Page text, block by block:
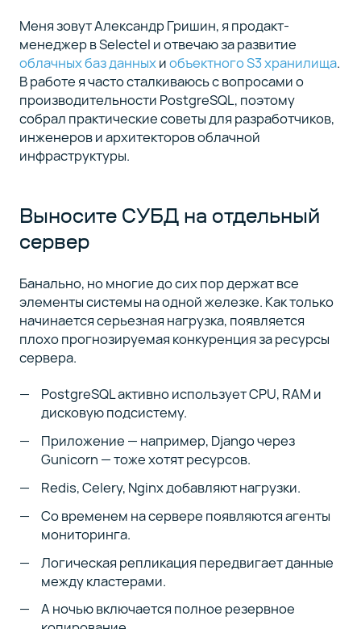
11 Выводы
Меня зовут Александр Гришин, я продакт-
менеджер в Selectel и отвечаю за развитие
облачных баз данныхиобъектного S3 хранилища.
В работе я часто сталкиваюсь с вопросами о
производительности PostgreSQL, поэтому
собрал практические советы для разработчиков,
инженеров и архитекторов облачной
инфраструктуры.
Выносите СУБД на отдельный
сервер
Банально, но многие до сих пор держат все
элементы системы на одной железке. Как только
начинается серьезная нагрузка, появляется
плохо прогнозируемая конкуренция за ресурсы
сервера.
PostgreSQL активно использует CPU, RAM и
дисковую подсистему.
Приложение — например, Django через
Gunicorn — тоже хотят ресурсов.
Redis, Celery, Nginx добавляют нагрузки.
Со временем на сервере появляются агенты
мониторинга.
Логическая репликация передвигает данные
между кластерами.
А ночью включается полное резервное